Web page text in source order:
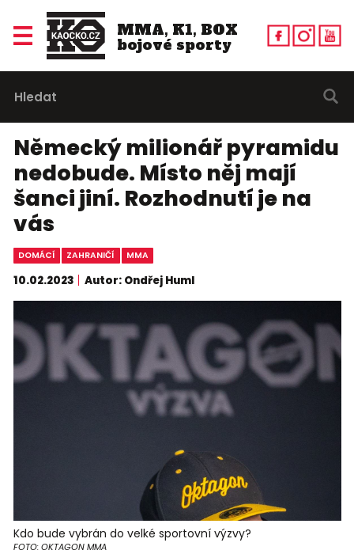
MMA, K1, BOX
bojové sporty
Německý milionář pyramidu
nedobude. Místo něj mají
šanci jiní. Rozhodnutí je na
vás
DOMÁCÍ ZAHRANIČÍ MMA
10.02.2023 Autor: Ondřej Huml
Kdo bude vybrán do velké sportovní výzvy?
FOTO: OKTAGON MMA